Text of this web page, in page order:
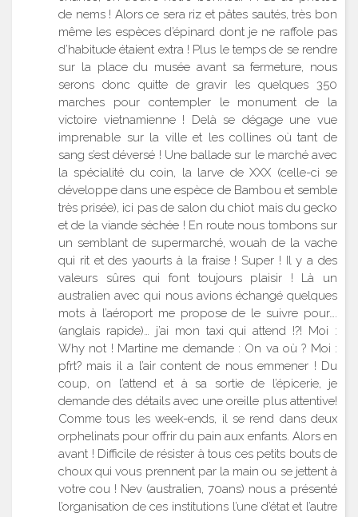
de nems ! Alors ce sera riz et pâtes sautés, très bon
même les espèces d’épinard dont je ne raffole pas
d’habitude étaient extra ! Plus le temps de se rendre
sur la place du musée avant sa fermeture, nous
serons donc quitte de gravir les quelques 350
marches pour contempler le monument de la
victoire vietnamienne ! Delà se dégage une vue
imprenable sur la ville et les collines où tant de
sang s’est déversé ! Une ballade sur le marché avec
la spécialité du coin, la larve de XXX (celle-ci se
développe dans une espèce de Bambou et semble
très prisée), ici pas de salon du chiot mais du gecko
et de la viande séchée ! En route nous tombons sur
un semblant de supermarché, wouah de la vache
qui rit et des yaourts à la fraise ! Super ! Il y a des
valeurs sûres qui font toujours plaisir ! Là un
australien avec qui nous avions échangé quelques
mots à l’aéroport me propose de le suivre pour….
(anglais rapide)… j’ai mon taxi qui attend !?! Moi :
Why not ! Martine me demande : On va où ? Moi :
pfrt? mais il a l’air content de nous emmener ! Du
coup, on l’attend et à sa sortie de l’épicerie, je
demande des détails avec une oreille plus attentive!
Comme tous les week-ends, il se rend dans deux
orphelinats pour offrir du pain aux enfants. Alors en
avant ! Difficile de résister à tous ces petits bouts de
choux qui vous prennent par la main ou se jettent à
votre cou ! Nev (australien, 70ans) nous a présenté
l’organisation de ces institutions l’une d’état et l’autre